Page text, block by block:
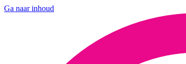
Ga naar inhoud